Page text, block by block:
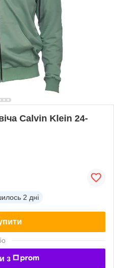
Calvin Klein 24-
2 дні
з